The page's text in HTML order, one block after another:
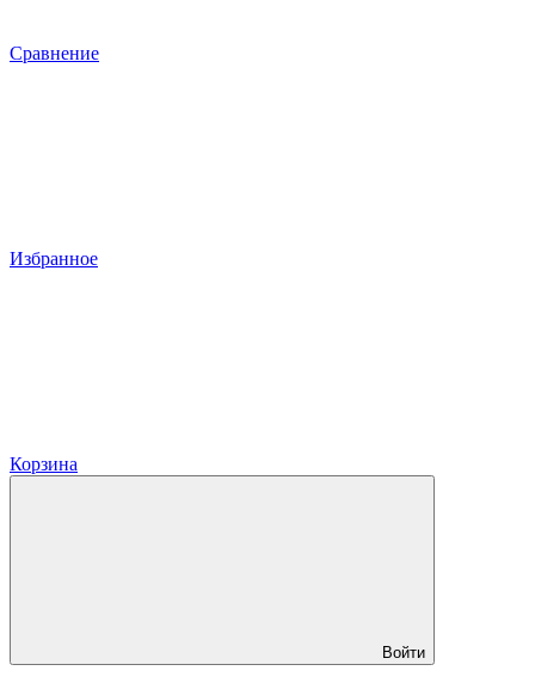
Сравнение
Избранное
Корзина
Войти